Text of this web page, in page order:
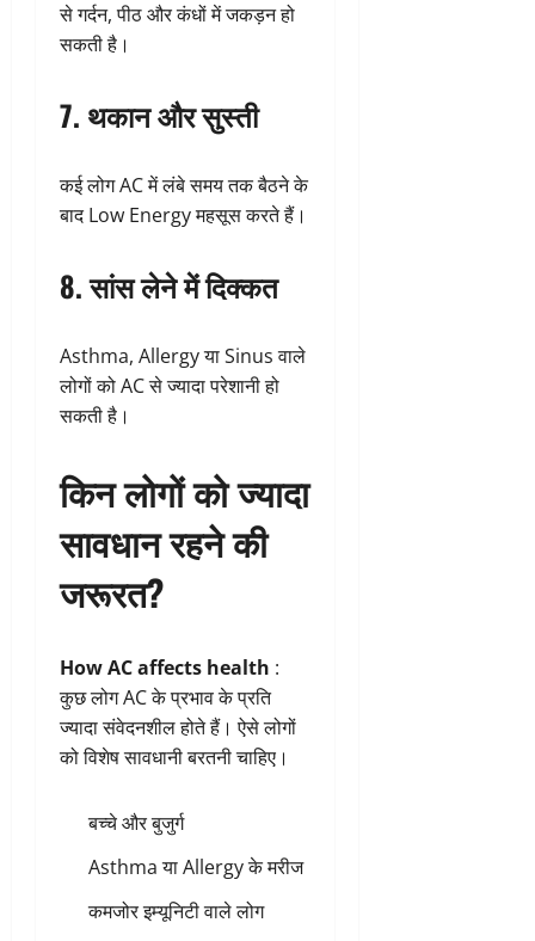
से गर्दन, पीठ और कंधों में जकड़न हो
सकती है।
7. थकान और सुस्ती
कई लोग AC में लंबे समय तक बैठने के
बाद Low Energy महसूस करते हैं।
8. सांस लेने में दिक्कत
Asthma, Allergy या Sinus वाले
लोगों को AC से ज्यादा परेशानी हो
सकती है।
किन लोगों को ज्यादा
सावधान रहने की
जरूरत?
How AC affects health :
कुछ लोग AC के प्रभाव के प्रति
ज्यादा संवेदनशील होते हैं। ऐसे लोगों
को विशेष सावधानी बरतनी चाहिए।
बच्चे और बुजुर्ग
Asthma या Allergy के मरीज
कमजोर इम्यूनिटी वाले लोग